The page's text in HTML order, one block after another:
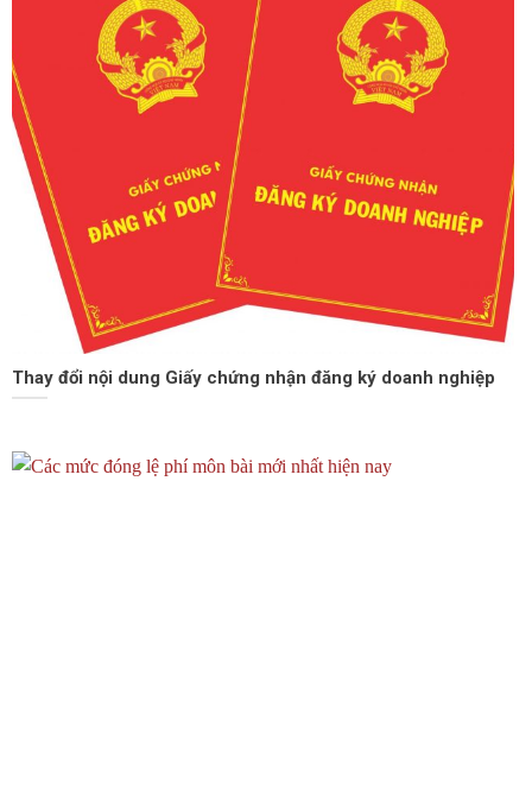
Thay đổi nội dung Giấy chứng nhận đăng ký doanh nghiệp